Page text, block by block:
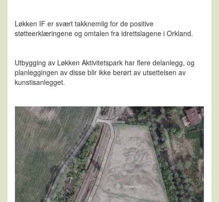
Løkken IF er svært takknemlig for de positive
støtteerklæringene og omtalen fra idrettslagene i Orkland.
Utbygging av Løkken Aktivitetspark har flere delanlegg, og
planleggingen av disse blir ikke berørt av utsettelsen av
kunstisanlegget.